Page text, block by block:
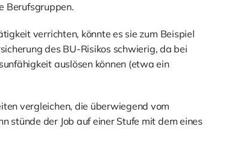
Berufsgruppen.
verrichten, könnte es sie zum Beispiel
des BU-Risikos schwierig, da bei
auslösen können (etwa ein
vergleichen, die überwiegend vom
stünde der Job auf einer Stufe mit dem eines